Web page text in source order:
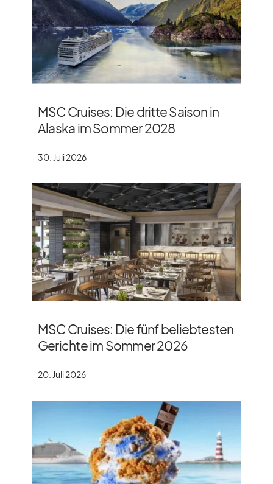
MSC Cruises: Die dritte Saison in
Alaska im Sommer 2028
30. Juli 2026
MSC Cruises: Die fünf beliebtesten
Gerichte im Sommer 2026
20. Juli 2026